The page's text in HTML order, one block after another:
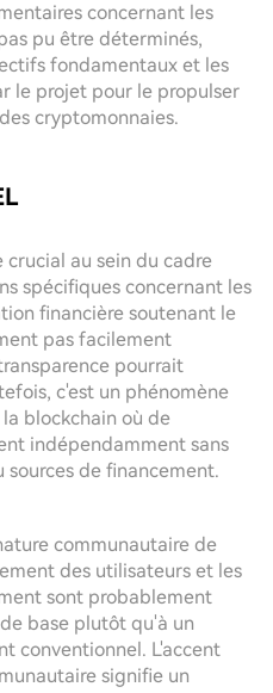
concernant les
pu être déterminés,
fondamentaux et les
le projet pour le propulser
cryptomonnaies.
crucial au sein du cadre
spécifiques concernant les
financière soutenant le
pas facilement
pourrait
c'est un phénomène
blockchain où de
indépendamment sans
sources de financement.
communautaire de
des utilisateurs et les
sont probablement
base plutôt qu'à un
conventionnel. L'accent
signifie un